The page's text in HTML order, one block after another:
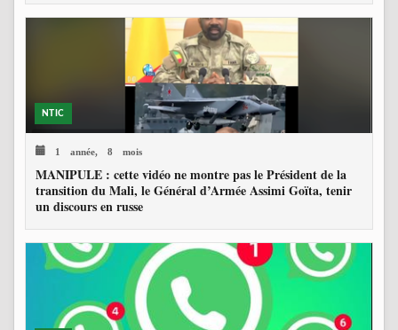
NTIC
1 année, 8 mois
MANIPULE : cette vidéo ne montre pas le Président de la
transition du Mali, le Général d’Armée Assimi Goïta, tenir
un discours en russe